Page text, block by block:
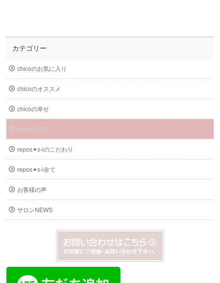
カテゴリー
chicoのお気に入り
chicoのオススメ
chicoの幸せ
chicoの日記
repos✦s-iのこだわり
repos✦s-i全て
お客様の声
サロンNEWS